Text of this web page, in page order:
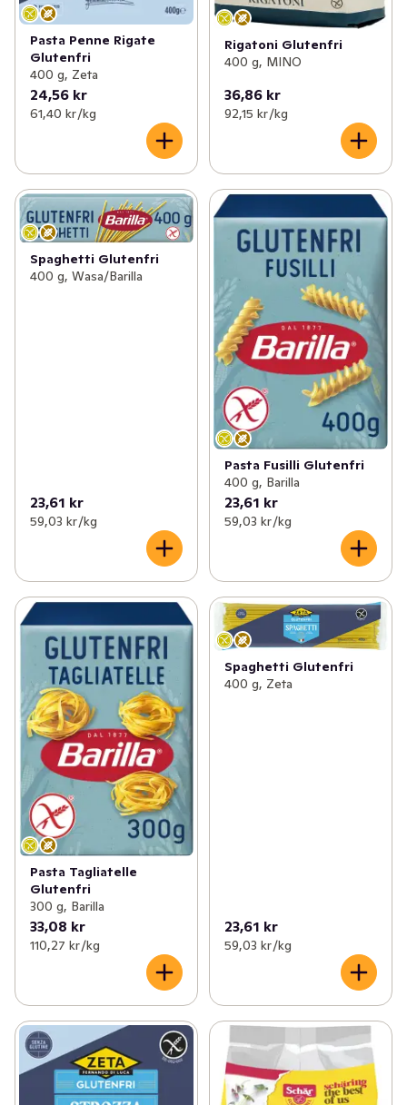
Pasta Penne Rigate
Glutenfri
400 g, Zeta
24,56 kr
61,40 kr /kg
Rigatoni Glutenfri
400 g, MINO
36,86 kr
92,15 kr /kg
Spaghetti Glutenfri
400 g, Wasa/Barilla
23,61 kr
59,03 kr /kg
Pasta Fusilli Glutenfri
400 g, Barilla
23,61 kr
59,03 kr /kg
Pasta Tagliatelle
Glutenfri
300 g, Barilla
33,08 kr
110,27 kr /kg
Spaghetti Glutenfri
400 g, Zeta
23,61 kr
59,03 kr /kg